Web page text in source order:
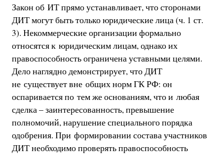
Закон об ИТ прямо устанавливает, что сторонами
ДИТ могут быть только юридические лица (ч. 1 ст.
3). Некоммерческие организации формально
относятся к юридическим лицам, однако их
правоспособность ограничена уставными целями.
Дело наглядно демонстрирует, что ДИТ
не существует вне общих норм ГК РФ: он
оспаривается по тем же основаниям, что и любая
сделка – заинтересованность, превышение
полномочий, нарушение специального порядка
одобрения. При формировании состава участников
ДИТ необходимо проверять правоспособность